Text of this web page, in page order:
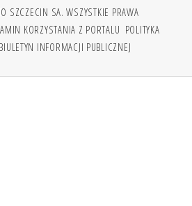
SZCZECIN SA. WSZYSTKIE PRAWA
KORZYSTANIA Z PORTALU POLITYKA
BIULETYN INFORMACJI PUBLICZNEJ